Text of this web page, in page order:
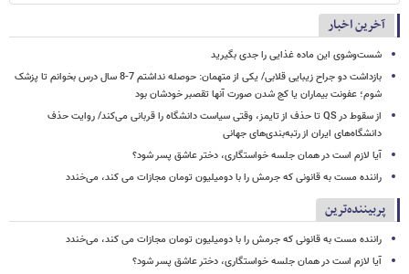
آخرین اخبار
شست‌وشوی این ماده غذایی را جدی بگیرید
بازداشت دو جراح زیبایی قلابی/ یکی از متهمان: حوصله نداشتم 7-8 سال درس بخوانم تا پزشک
شوم؛ عفونت بیماران یا کج شدن صورت آنها تقصبر خودشان بود
از سقوط در QS تا حذف از تایمز، وقتی سیاست دانشگاه را قربانی می‌کند/ روایت حذف
دانشگاه‌های ایران از رتبه‌بندی‌های جهانی
آیا لازم است در همان جلسه خواستگاری، دختر عاشق پسر شود؟
راننده مست به قانونی که جرمش را با دومیلیون تومان مجازات می کند، می‌خندد
پربیننده‌ترین
راننده مست به قانونی که جرمش را با دومیلیون تومان مجازات می کند، می‌خندد
آیا لازم است در همان جلسه خواستگاری، دختر عاشق پسر شود؟